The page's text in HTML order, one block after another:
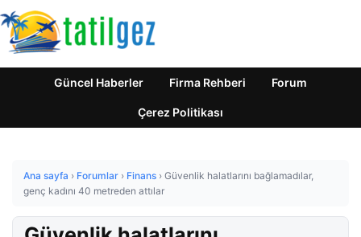
Güncel Haberler Firma Rehberi Forum
Çerez Politikası
Ana sayfa › Forumlar › Finans › Güvenlik halatlarını bağlamadılar,
genç kadını 40 metreden attılar